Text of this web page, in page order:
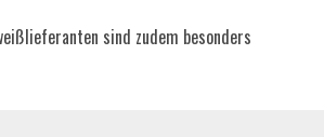
sind zudem besonders